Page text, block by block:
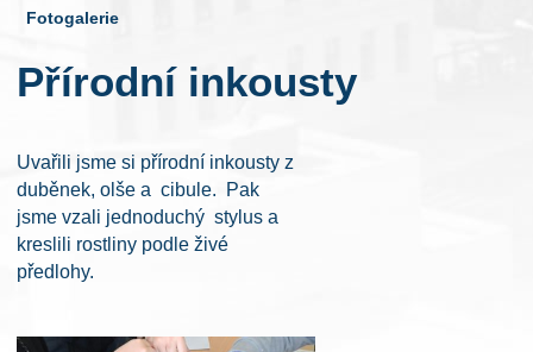
Fotogalerie
Přírodní inkousty
Uvařili jsme si přírodní inkousty z
duběnek, olše a cibule. Pak
jsme vzali jednoduchý stylus a
kreslili rostliny podle živé
předlohy.